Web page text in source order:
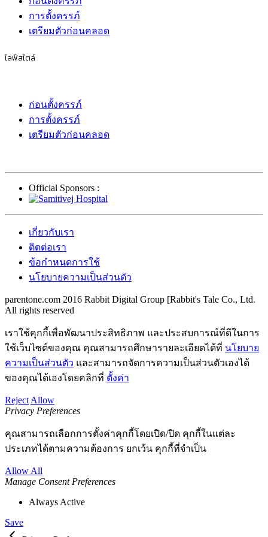
การตั้งครรภ์
เตรียมตัวก่อนคลอด
ไลฟ์สไตล์
ก่อนตั้งครรภ์
การตั้งครรภ์
เตรียมตัวก่อนคลอด
Official Sponsors :
เกี่ยวกับเรา
ติดต่อเรา
ข้อกำหนดการใช้
นโยบายความเป็นส่วนตัว
parentone.com 2016 Rabbit Digital Group [Rabbit's Tale Co., Ltd.
All rights reserved
เราใช้คุกกี้เพื่อพัฒนาประสิทธิภาพ และประสบการณ์ที่ดีในการ
ใช้เว็บไซต์ของคุณ คุณสามารถศึกษารายละเอียดได้ที่ นโยบาย
ความเป็นส่วนตัว และสามารถจัดการความเป็นส่วนตัวเองได้
ของคุณได้เองโดยคลิกที่ ตั้งค่า
Reject Allow
Privacy Preferences
คุณสามารถเลือกการตั้งค่าคุกกี้โดยเปิด/ปิด คุกกี้ในแต่ละ
ประเภทได้ตามความต้องการ ยกเว้น คุกกี้ที่จำเป็น
Allow All
Manage Consent Preferences
Always Active
Save